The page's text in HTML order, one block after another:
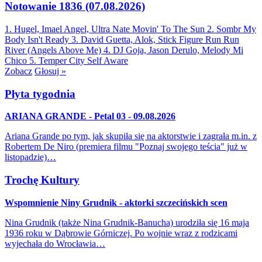
Notowanie 1836 (07.08.2026)
1. Hugel, Imael Angel, Ultra Nate Movin' To The Sun 2. Sombr My
Body Isn't Ready 3. David Guetta, Alok, Stick Figure Run Run
River (Angels Above Me) 4. DJ Goja, Jason Derulo, Melody Mi
Chico 5. Temper City Self Aware
Zobacz Głosuj »
Płyta tygodnia
ARIANA GRANDE - Petal 03 - 09.08.2026
Ariana Grande po tym, jak skupiła się na aktorstwie i zagrała m.in. z
Robertem De Niro (premiera filmu "Poznaj swojego teścia" już w
listopadzie)…
Trochę Kultury
Wspomnienie Niny Grudnik - aktorki szczecińskich scen
Nina Grudnik (także Nina Grudnik-Banucha) urodziła się 16 maja
1936 roku w Dąbrowie Górniczej. Po wojnie wraz z rodzicami
wyjechała do Wrocławia…